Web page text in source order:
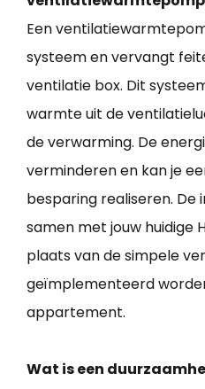
Een
systeem en vervangt
ventilatie box. Dit
warmte uit de
de verwarming. De
verminderen en kan je
besparing realiseren.
samen met jouw huidige
plaats van de simpele
geïmplementeerd
appartement.
Wat is een